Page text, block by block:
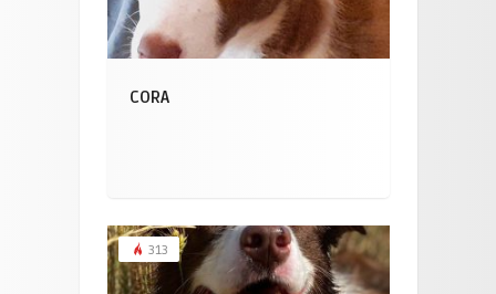
CORA
313